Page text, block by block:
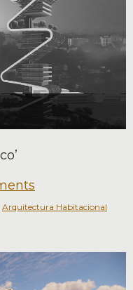
Arquitectura Habitacional